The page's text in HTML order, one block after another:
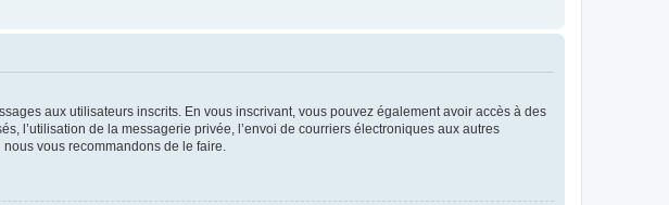
aux utilisateurs inscrits. En vous inscrivant, vous pouvez également avoir accès à des
l’utilisation de la messagerie privée, l’envoi de courriers électroniques aux autres
vous recommandons de le faire.